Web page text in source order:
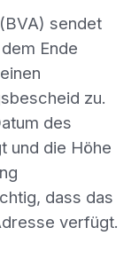
sendet
Ende
zu.
des
und die Höhe
dass das
verfügt.